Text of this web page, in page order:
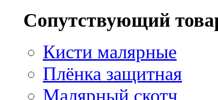
Сопутствующий
Кисти малярные
Плёнка защитная
Малярный скотч